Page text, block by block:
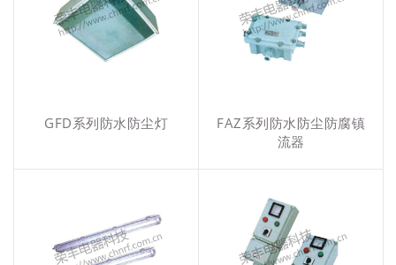
GFD系列防水防尘灯
FAZ系列防水防尘防腐镇
流器